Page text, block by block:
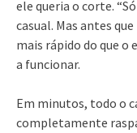
ele queria o corte.
casual. Mas antes
mais rápido do que o
a funcionar.
Em minutos, todo o
completamente